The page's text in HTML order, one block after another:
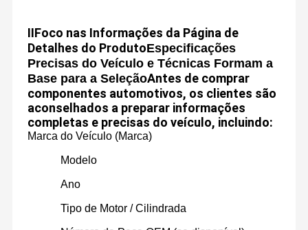
Casa Produtos Vídeos
Quem
Somos
Fábrica
Controle De Fale Conosco
ⅡFoco nas Informações da Página de
Detalhes do ProdutoEspecificações
Precisas do Veículo e Técnicas Formam a
Base para a SeleçãoAntes de comprar
componentes automotivos, os clientes são
aconselhados a preparar informações
completas e precisas do veículo, incluindo:
Marca do Veículo (Marca)
Modelo
Ano
Tipo de Motor / Cilindrada
Guangzhou Yuou Technology Co., Ltd foi fundada em 2017, é
especializada em fornecer amortecedores de alta qualidade,
molas de ar, compressores,Valvas de distribuição e outros
componentes principais do chassi e da suspensão para o
mercado de reposição global de automóveis de gama alta (e.por
exemplo, Mercedes-Benz, BMW, Audi, Porsche, Land Rover,
mercados maduros exigentes da Europa e dos Estados
Unidos,e sua história de desenvolvimento é a história de
cadeia de abastecimento enxuta, capacitação digital e criação